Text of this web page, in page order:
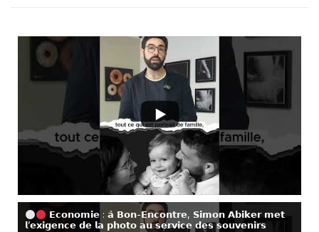
𝗘𝗰𝗼𝗻𝗼𝗺𝗶𝗲 : 𝗮̀ 𝗕𝗼𝗻-𝗘𝗻𝗰𝗼𝗻𝘁𝗿𝗲, 𝗦𝗶𝗺𝗼𝗻 𝗔𝗯𝗶𝗸𝗲𝗿 𝗺𝗲𝘁
𝗹’𝗲𝘅𝗶𝗴𝗲𝗻𝗰𝗲 𝗱𝗲 𝗹𝗮 𝗽𝗵𝗼𝘁𝗼 𝗮𝘂 𝘀𝗲𝗿𝘃𝗶𝗰𝗲 𝗱𝗲𝘀 𝘀𝗼𝘂𝘃𝗲𝗻𝗶𝗿𝘀